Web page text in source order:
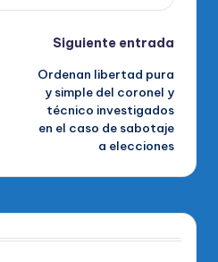
Siguiente entrada
Ordenan libertad pura
y simple del coronel y
técnico investigados
en el caso de sabotaje
a elecciones